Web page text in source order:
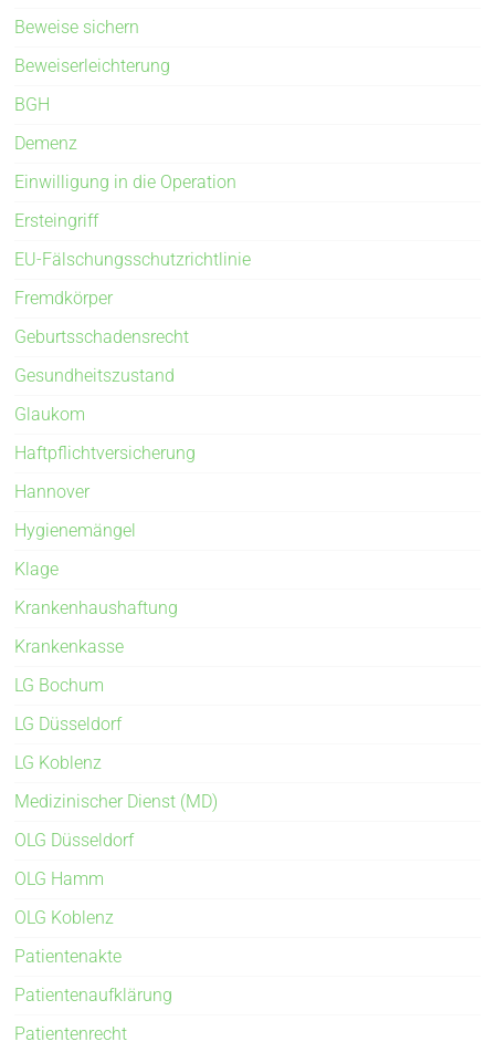
Beweise sichern
Beweiserleichterung
BGH
Demenz
Einwilligung in die Operation
Ersteingriff
EU-Fälschungsschutzrichtlinie
Fremdkörper
Geburtsschadensrecht
Gesundheitszustand
Glaukom
Haftpflichtversicherung
Hannover
Hygienemängel
Klage
Krankenhaushaftung
Krankenkasse
LG Bochum
LG Düsseldorf
LG Koblenz
Medizinischer Dienst (MD)
OLG Düsseldorf
OLG Hamm
OLG Koblenz
Patientenakte
Patientenaufklärung
Patientenrecht